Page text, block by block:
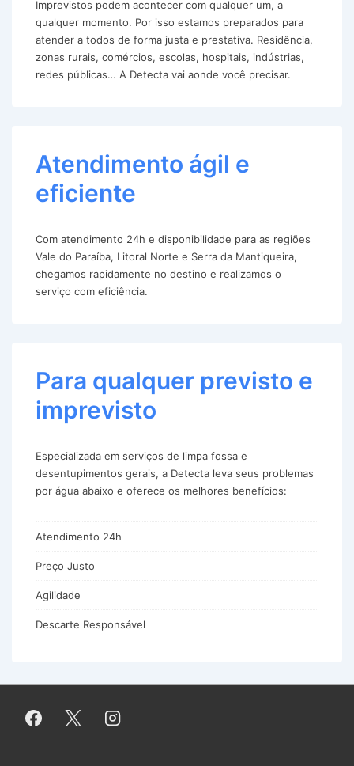
Imprevistos podem acontecer com qualquer um, a
qualquer momento. Por isso estamos preparados para
atender a todos de forma justa e prestativa. Residência,
zonas rurais, comércios, escolas, hospitais, indústrias,
redes públicas… A Detecta vai aonde você precisar.
Atendimento ágil e
eficiente
Com atendimento 24h e disponibilidade para as regiões
Vale do Paraíba, Litoral Norte e Serra da Mantiqueira,
chegamos rapidamente no destino e realizamos o
serviço com eficiência.
Para qualquer previsto e
imprevisto
Especializada em serviços de limpa fossa e
desentupimentos gerais, a Detecta leva seus problemas
por água abaixo e oferece os melhores benefícios:
Atendimento 24h
Preço Justo
Agilidade
Descarte Responsável